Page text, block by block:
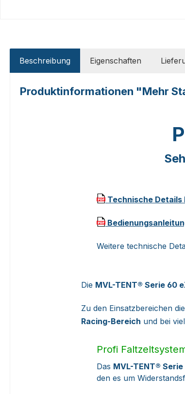
Beschreibung Eigenschaften
Produktinformationen "Mehr
Technische Details
Weitere technische
Die MVL-TENT® Serie 60
Zu den Einsatzbereichen
Racing-Bereich und bei
Profi
Das MVL-TENT®
den es um